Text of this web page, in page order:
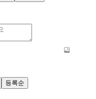
등록순